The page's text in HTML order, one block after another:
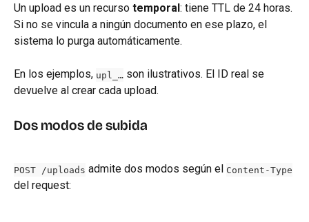
Un upload es un recurso temporal: tiene TTL de 24 horas.
Si no se vincula a ningún documento en ese plazo, el
sistema lo purga automáticamente.
En los ejemplos, upl_… son ilustrativos. El ID real se
devuelve al crear cada upload.
Dos modos de subida
POST /uploads admite dos modos según el Content-Type
del request: